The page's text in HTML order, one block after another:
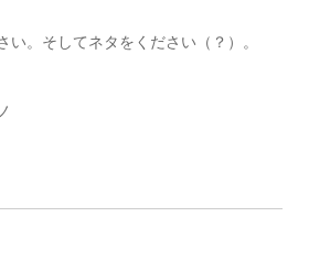
い。そしてネタをください（？）。